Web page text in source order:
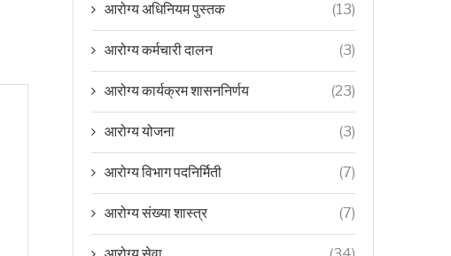
आरोग्य अधिनियम पुस्तक (13)
आरोग्य कर्मचारी दालन (3)
आरोग्य कार्यक्रम शासननिर्णय (23)
आरोग्य योजना (3)
आरोग्य विभाग पदनिर्मिती (7)
आरोग्य संख्या शास्त्र (7)